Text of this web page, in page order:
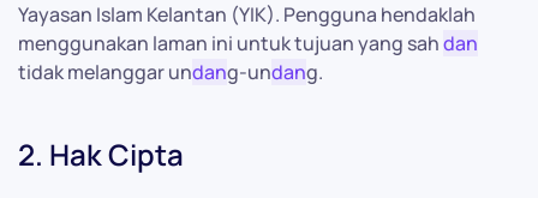
Yayasan Islam Kelantan (YIK). Pengguna hendaklah
menggunakan laman ini untuk tujuan yang sahdan
tidak melanggar undang-undang.
2. Hak Cipta